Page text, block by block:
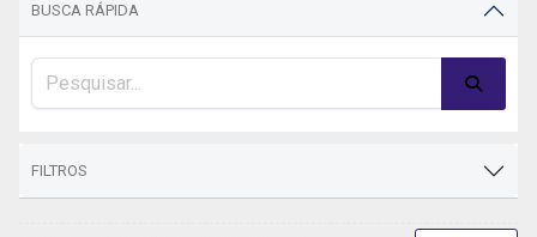
BUSCA RÁPIDA
FILTROS